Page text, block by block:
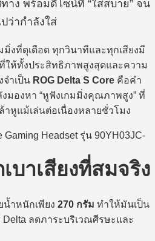
าง พร้อมดีไซน์ที่ “ใส่สบาย” จน
ว่ากำลังใส่
งที่ดุเดือด ทุกวินาทีและทุกเสียงมี
ห้ทั้งประสิทธิภาพสูงสุดและความ
จำเป็น ROG Delta S Coreคือคำ
มองหา “หูฟังเกมมิ่งคุณภาพสูง” ที่
หูแม้เล่นต่อเนื่องหลายชั่วโมง
บาเสียงที่สมจริง
น้ำหนักเพียง 270 กรัม ทำให้มันเป็น
ลดภาระบริเวณศีรษะและ